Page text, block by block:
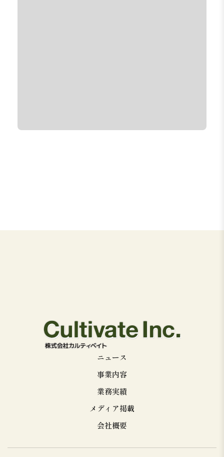
ニュース
事業内容
業務実績
メディア掲載
会社概要